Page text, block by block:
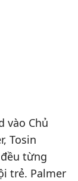
vào Chủ
Tosin
từng
trẻ. Palmer